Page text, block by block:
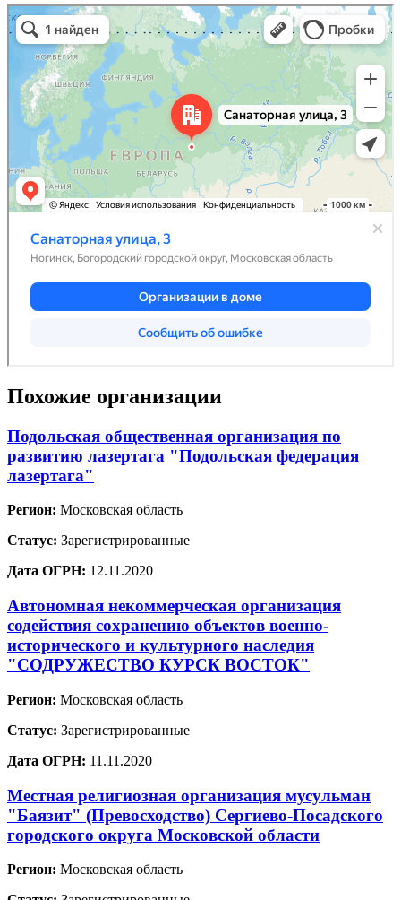
Похожие организации
Подольская общественная организация по
развитию лазертага "Подольская федерация
лазертага"
Регион: Московская область
Статус: Зарегистрированные
Дата ОГРН: 12.11.2020
Автономная некоммерческая организация
содействия сохранению объектов военно-
исторического и культурного наследия
"СОДРУЖЕСТВО КУРСК ВОСТОК"
Регион: Московская область
Статус: Зарегистрированные
Дата ОГРН: 11.11.2020
Местная религиозная организация мусульман
"Баязит" (Превосходство) Сергиево-Посадского
городского округа Московской области
Регион: Московская область